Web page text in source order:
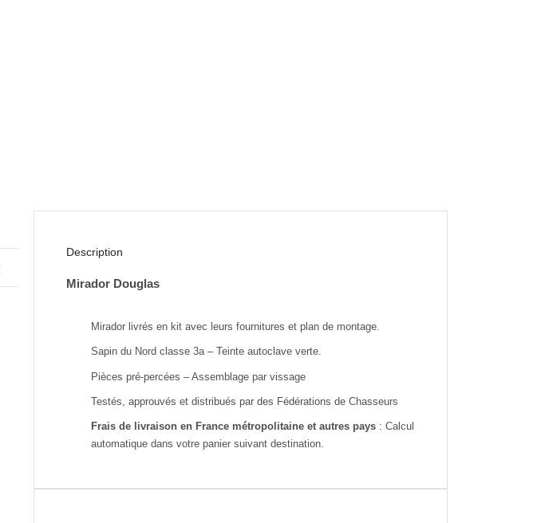
Description
Mirador Douglas
Mirador livrés en kit avec leurs fournitures et plan de montage.
Sapin du Nord classe 3a – Teinte autoclave verte.
Pièces pré-percées – Assemblage par vissage
Testés, approuvés et distribués par des Fédérations de Chasseurs
Frais de livraison en France métropolitaine et autres pays : Calcul
automatique dans votre panier suivant destination.